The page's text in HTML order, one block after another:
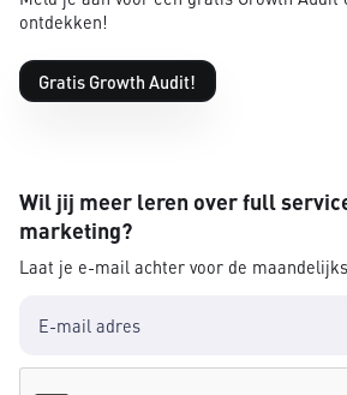
ontdekken!
Gratis Growth Audit!
Wil jij meer leren over full
marketing?
Laat je e-mail achter voor de